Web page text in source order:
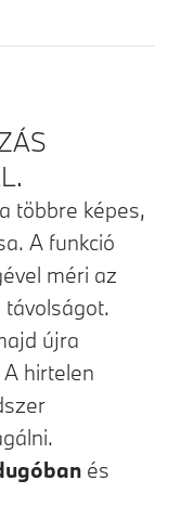
többre képes,
A funkció
méri az
újra
hirtelen
és